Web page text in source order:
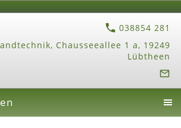
038854 281
Chausseeallee 1 a, 19249
Lübtheen